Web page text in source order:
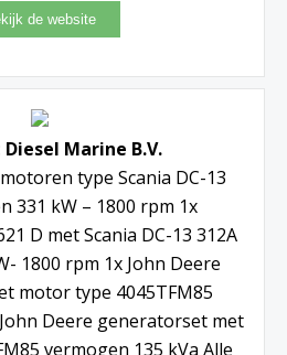
Marine B.V.
type Scania DC-13
331 kW – 1800 rpm 1x
D met Scania DC-13 312A
1800 rpm 1x John Deere
motor type 4045TFM85
Deere generatorset met
vermogen 135 kVa Alle